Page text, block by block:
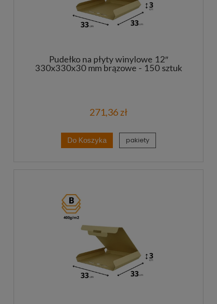
Pudełko na płyty winylowe 12″
330x330x30 mm brązowe - 150 sztuk
271,36 zł
Do Koszyka pakiety